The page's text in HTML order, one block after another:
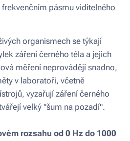
pásmu viditelného
organismech se týkají
záření černého těla a jejich
měření neprovádějí snadno,
v laboratoři, včetně
vyzařují záření černého
velký "šum na pozadí".
rozsahu od 0 Hz do 1000